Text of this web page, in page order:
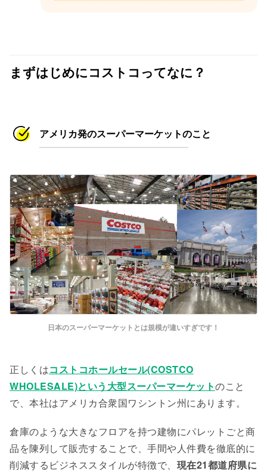
まずはじめにコストコってなに？
アメリカ発のスーパーマーケットのこと
日本のスーパーマーケットとは規模が違いすぎです！
正しくはコストコホールセール(COSTCO
WHOLESALE)という大型スーパーマーケットのこと
で、本社はアメリカ合衆国ワシントン州にあります。
倉庫のような大きなフロアを持つ建物にパレットごと商
品を陳列して販売することで、手間や人件費を徹底的に
削減するビジネススタイルが特徴で、 現在21都道府県に